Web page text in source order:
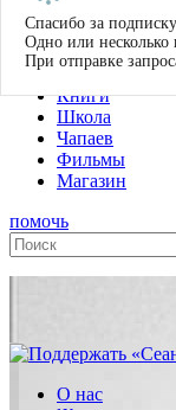
О нас
Журнал
Книги
Школа
Чапаев
Фильмы
Магазин
помочь
О нас
Спасибо за
Одно или несколько
При отправке